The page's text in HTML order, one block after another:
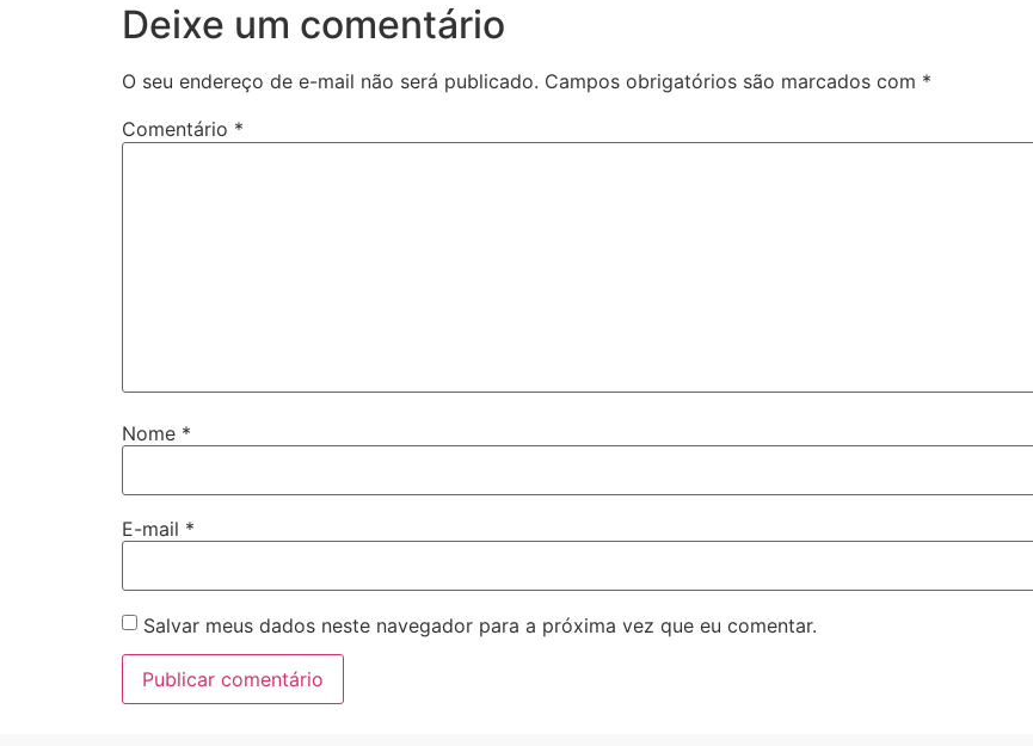
Deixe um comentário
O seu endereço de e-mail não será publicado. Campos obrigatórios são marcados com *
Comentário *
Nome *
E-mail *
Salvar meus dados neste navegador para a próxima vez que eu comentar.